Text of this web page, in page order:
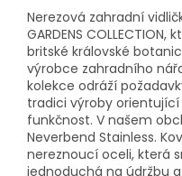
Nerezová zahradní
GARDENS
britské královské
výrobce zahradního
kolekce odráží
tradici výroby
funkčnost. V našem
Neverbend Stainless.
nereznoucí oceli, která
jednoduchá na údržbu